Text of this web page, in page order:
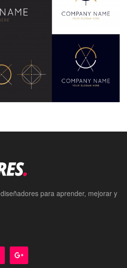
para aprender, mejorar y